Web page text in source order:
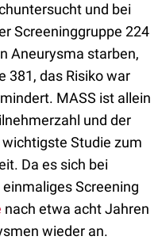
und bei
Screeninggruppe 224
Aneurysma starben,
381, das Risiko war
MASS ist allein
und der
Studie zum
Da es sich bei
Screening
nach etwa acht Jahren
wieder an.